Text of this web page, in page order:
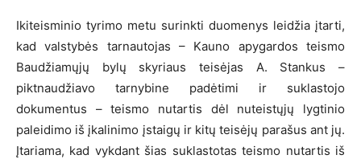
Ikiteisminio tyrimo metu surinkti duomenys leidžia įtarti,
kad valstybės tarnautojas – Kauno apygardos teismo
Baudžiamųjų bylų skyriaus teisėjas A. Stankus –
piktnaudžiavo tarnybine padėtimi ir suklastojo
dokumentus – teismo nutartis dėl nuteistųjų lygtinio
paleidimo iš įkalinimo įstaigų ir kitų teisėjų parašus ant jų.
Įtariama, kad vykdant šias suklastotas teismo nutartis iš